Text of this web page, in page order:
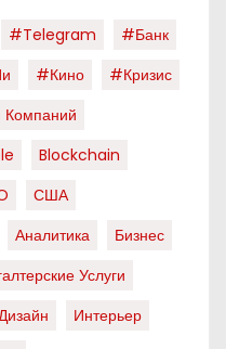
#telegram
#банк
#кино
#кризис
Blockchain
США
Аналитика
Бизнес
Услуги
Интерьер